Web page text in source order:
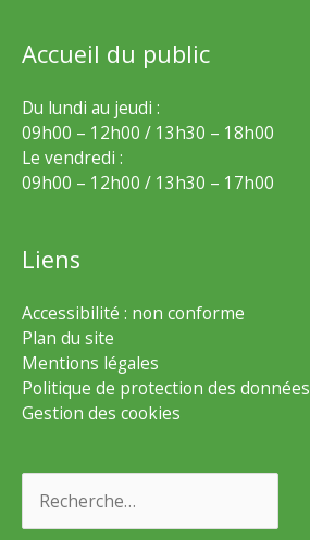
Accueil du public
Du lundi au jeudi :
09h00 – 12h00 / 13h30 – 18h00
Le vendredi :
09h00 – 12h00 / 13h30 – 17h00
Liens
Accessibilité : non conforme
Plan du site
Mentions légales
Politique de protection des données
Gestion des cookies